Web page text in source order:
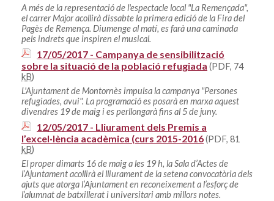
A més de la representació de l'espectacle local "La Remençada",
el carrer Major acollirà dissabte la primera edició de la Fira del
Pagès de Remença. Diumenge al matí, es farà una caminada
pels indrets que inspiren el musical.
17/05/2017 - Campanya de sensibilització
sobre la situació de la població refugiada (PDF, 74
kB)
L'Ajuntament de Montornès impulsa la campanya "Persones
refugiades, avui". La programació es posarà en marxa aquest
divendres 19 de maig i es perllongarà fins al 5 de juny.
12/05/2017 - Lliurament dels Premis a
l’excel·lència acadèmica (curs 2015-2016(PDF, 81
kB)
El proper dimarts 16 de maig a les 19 h, la Sala d’Actes de
l’Ajuntament acollirà el lliurament de la setena convocatòria dels
ajuts que atorga l’Ajuntament en reconeixement a l’esforç de
l’alumnat de batxillerat i universitari amb millors notes.